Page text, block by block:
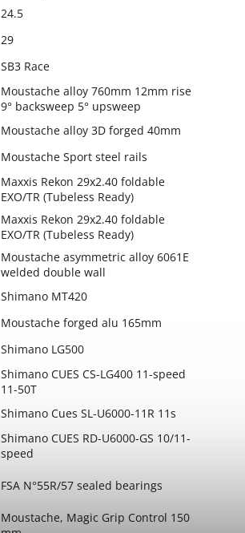
24.5
29
SB3 Race
Moustache alloy 760mm 12mm rise
9° backsweep 5° upsweep
Moustache alloy 3D forged 40mm
Moustache Sport steel rails
Maxxis Rekon 29x2.40 foldable
EXO/TR (Tubeless Ready)
Maxxis Rekon 29x2.40 foldable
EXO/TR (Tubeless Ready)
Moustache asymmetric alloy 6061E
welded double wall
Shimano MT420
Moustache forged alu 165mm
Shimano LG500
Shimano CUES CS-LG400 11-speed
11-50T
Shimano Cues SL-U6000-11R 11s
Shimano CUES RD-U6000-GS 10/11-
speed
FSA N°55R/57 sealed bearings
Moustache, Magic Grip Control 150